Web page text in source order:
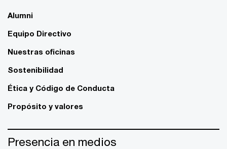
Alumni
Equipo Directivo
Nuestras oficinas
Sostenibilidad
Ética y Código de Conducta
Propósito y valores
Presencia en medios